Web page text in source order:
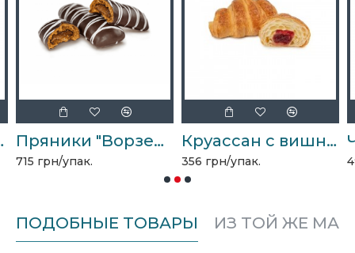
2кг Пряники "Ворзельские" 2,5кг
715 грн/упак.
Круассан с вишней 2кг
356 грн/упак.
ПОДОБНЫЕ ТОВАРЫ ИЗ ТОЙ ЖЕ